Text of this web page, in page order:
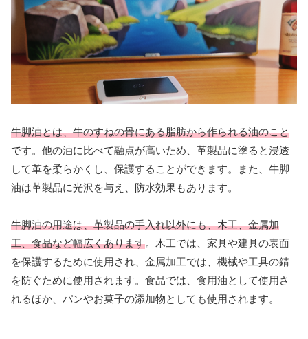
牛脚油とは、牛のすねの骨にある脂肪から作られる油のこと
です。他の油に比べて融点が高いため、革製品に塗ると浸透
して革を柔らかくし、保護することができます。また、牛脚
油は革製品に光沢を与え、防水効果もあります。
牛脚油の用途は、革製品の手入れ以外にも、木工、金属加
工、食品など幅広くあります。木工では、家具や建具の表面
を保護するために使用され、金属加工では、機械や工具の錆
を防ぐために使用されます。食品では、食用油として使用さ
れるほか、パンやお菓子の添加物としても使用されます。